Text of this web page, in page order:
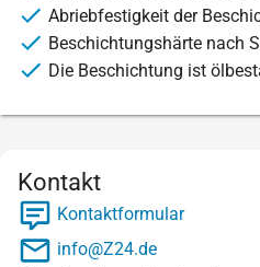
Abriebfestigkeit der
Beschichtungshärte nach
Die Beschichtung ist
Kontakt
Kontaktformular
info@Z24.de